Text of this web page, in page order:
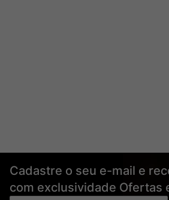
Cadastre o seu e-mail e
com exclusividade Ofertas